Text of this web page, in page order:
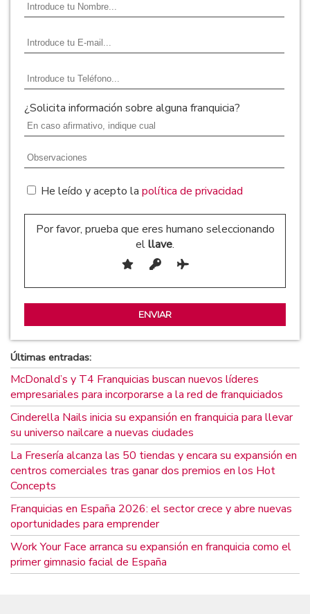
¿Solicita información sobre alguna franquicia?
He leído y acepto la política de privacidad
Por favor, prueba que eres humano seleccionando
elllave.
Últimas entradas:
McDonald’s y T4 Franquicias buscan nuevos líderes
empresariales para incorporarse a la red de franquiciados
Cinderella Nails inicia su expansión en franquicia para llevar
su universo nailcare a nuevas ciudades
La Fresería alcanza las 50 tiendas y encara su expansión en
centros comerciales tras ganar dos premios en los Hot
Concepts
Franquicias en España 2026: el sector crece y abre nuevas
oportunidades para emprender
Work Your Face arranca su expansión en franquicia como el
primer gimnasio facial de España